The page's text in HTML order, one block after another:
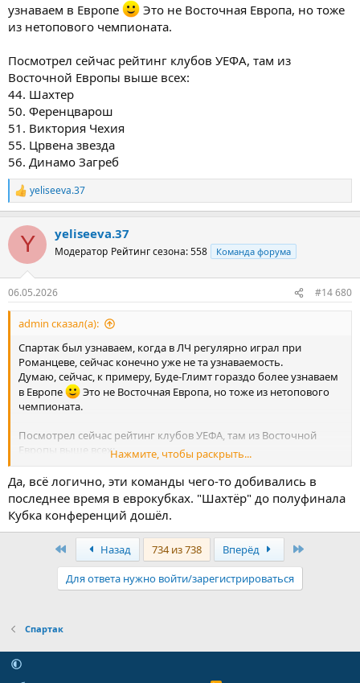
узнаваем в Европе
Это не Восточная Европа, но тоже
из нетопового чемпионата.
Посмотрел сейчас рейтинг клубов УЕФА, там из
Восточной Европы выше всех:
44. Шахтер
50. Ференцварош
51. Виктория Чехия
55. Црвена звезда
56. Динамо Загреб
Р
е
к
и
yeliseeva.37
Y yeliseeva.37
Модератор Рейтинг сезона: 558 Команда форума
06.05.2026 #14 680
admin сказал(а):
Спартак был узнаваем, когда в ЛЧ регулярно играл при
Романцеве, сейчас конечно уже не та узнаваемость.
Думаю, сейчас, к примеру, Буде-Глимт гораздо более узнаваем
в Европе
Это не Восточная Европа, но тоже из нетопового
чемпионата.
Посмотрел сейчас рейтинг клубов УЕФА, там из Восточной
Европы выше всех:
44. Шахтер
50. Ференцварош
51. Виктория Чехия
55. Црвена звезда
56. Динамо Загреб
Нажмите, чтобы раскрыть...
Да, всё логично, эти команды чего-то добивались в
последнее время в еврокубках. "Шахтёр" до полуфинала
Кубка конференций дошёл.
ПервыйНазад 734 из 738 Вперёд
Для ответа нужно войти/зарегистрироваться
Спартак